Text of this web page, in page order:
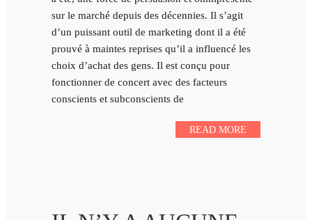
sur le marché depuis des décennies. Il s’agit
d’un puissant outil de marketing dont il a été
prouvé à maintes reprises qu’il a influencé les
choix d’achat des gens. Il est conçu pour
fonctionner de concert avec des facteurs
conscients et subconscients de
READ MORE